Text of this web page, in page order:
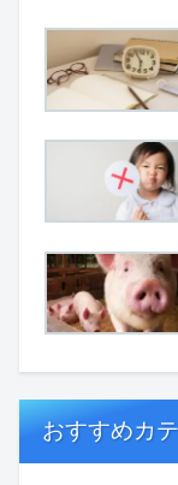
おすすめカ